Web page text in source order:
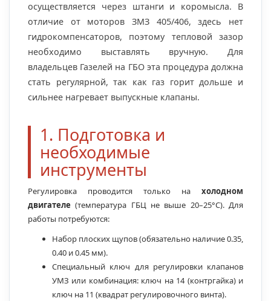
осуществляется через штанги и коромысла. В
отличие от моторов ЗМЗ 405/406, здесь нет
гидрокомпенсаторов, поэтому тепловой зазор
необходимо выставлять вручную. Для
владельцев Газелей на ГБО эта процедура должна
стать регулярной, так как газ горит дольше и
сильнее нагревает выпускные клапаны.
1. Подготовка и
необходимые
инструменты
Регулировка проводится только на холодном
двигателе (температура ГБЦ не выше 20–25°C). Для
работы потребуются:
Набор плоских щупов (обязательно наличие 0.35,
0.40 и 0.45 мм).
Специальный ключ для регулировки клапанов
УМЗ или комбинация: ключ на 14 (контргайка) и
ключ на 11 (квадрат регулировочного винта).